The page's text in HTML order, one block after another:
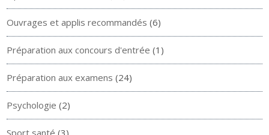
Ouvrages et applis recommandés (6)
Préparation aux concours d'entrée (1)
Préparation aux examens (24)
Psychologie (2)
Sport santé (3)